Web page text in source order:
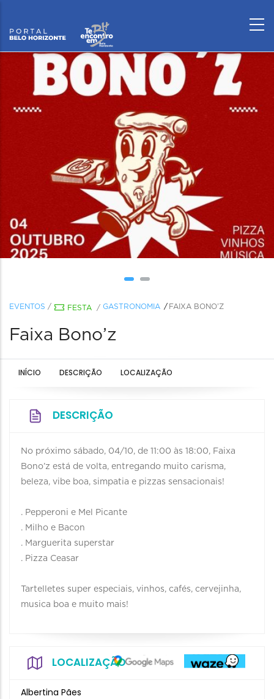
EVENTOS / FESTA / GASTRONOMIA FAIXA BONO’Z
Faixa Bono’z
INÍCIO DESCRIÇÃO LOCALIZAÇÃO
DESCRIÇÃO
No próximo sábado, 04/10, de 11:00 às 18:00, Faixa
Bono’z está de volta, entregando muito carisma,
beleza, vibe boa, simpatia e pizzas sensacionais!
. Pepperoni e Mel Picante
. Milho e Bacon
. Marguerita superstar
. Pizza Ceasar
Tartelletes super especiais, vinhos, cafés, cervejinha,
musica boa e muito mais!
LOCALIZAÇÃO
Albertina Pães